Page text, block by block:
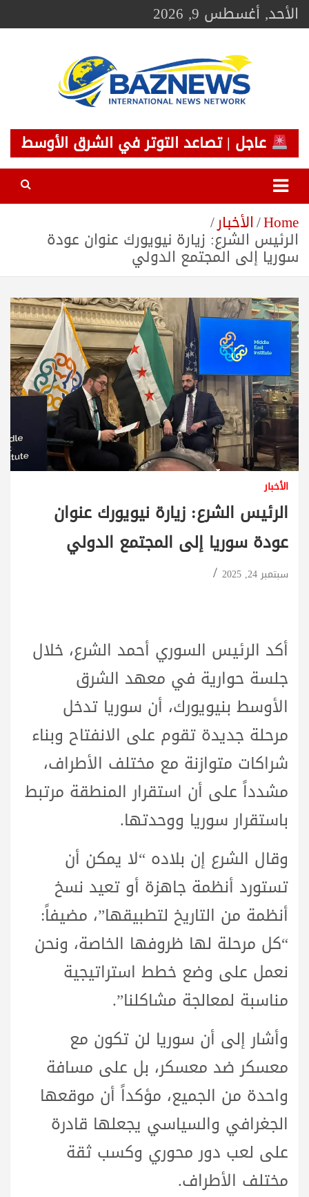
Skip
toالأحد, أغسطس 9, 2026
BAZNEWS
شبكة باز الإخبارية
عاجل | تصاعد التوتر في الشرق الأوسط
Home الأخبار
الرئيس الشرع: زيارة نيويورك عنوان عودة
سوريا إلى المجتمع الدولي
الأخبار
الرئيس الشرع: زيارة نيويورك عنوان
عودة سوريا إلى المجتمع الدولي
سبتمبر 24, 2025
أكد الرئيس السوري أحمد الشرع، خلال
جلسة حوارية في معهد الشرق
الأوسط بنيويورك، أن سوريا تدخل
مرحلة جديدة تقوم على الانفتاح وبناء
شراكات متوازنة مع مختلف الأطراف،
مشدداً على أن استقرار المنطقة مرتبط
باستقرار سوريا ووحدتها.
وقال الشرع إن بلاده “لا يمكن أن
تستورد أنظمة جاهزة أو تعيد نسخ
أنظمة من التاريخ لتطبيقها”، مضيفاً:
“كل مرحلة لها ظروفها الخاصة، ونحن
نعمل على وضع خطط استراتيجية
مناسبة لمعالجة مشاكلنا”.
وأشار إلى أن سوريا لن تكون مع
معسكر ضد معسكر، بل على مسافة
واحدة من الجميع، مؤكداً أن موقعها
الجغرافي والسياسي يجعلها قادرة
على لعب دور محوري وكسب ثقة
مختلف الأطراف.